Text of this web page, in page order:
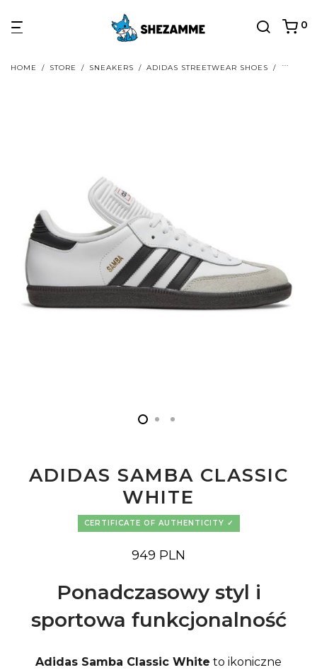
0
HOME / STORE / SNEAKERS / ADIDAS STREETWEAR SHOES / ADIDAS
ADIDAS SAMBA CLASSIC
WHITE
CERTIFICATE OF AUTHENTICITY
949 PLN
Ponadczasowy styl i
sportowa funkcjonalność
Adidas Samba Classic White to ikoniczne